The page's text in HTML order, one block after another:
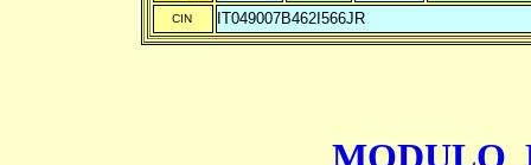
CIN IT049007B462I566JR